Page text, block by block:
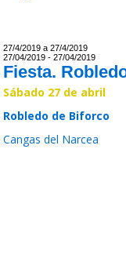
27/4/2019 a 27/4/2019
27/04/2019 - 27/04/2019
Fiesta.
Sábado 27 de abril
Robledo de Biforco
Cangas del Narcea